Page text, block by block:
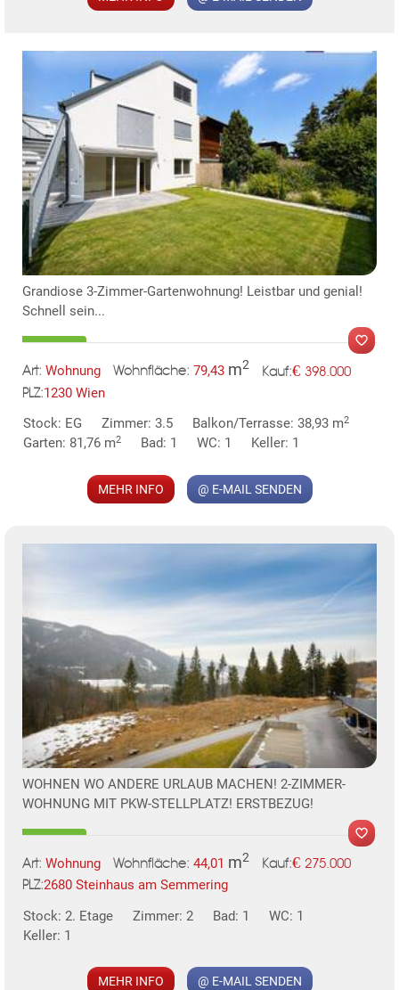
TE
KLIS
KLIS
Grandiose 3-Zimmer-Gartenwohnung! Leistbar und genial!
Schnell sein...
Art: Wohnung Wohnfläche: 79,43 m2 Kauf:€ 398.000
PLZ:1230 Wien
Stock: EG
Zimmer: 3.5 Balkon/Terrasse: 38,93 m2
Garten: 81,76 m2 Bad: 1 WC: 1 Keller: 1
MEHR INFO @ E-MAIL SENDEN
WOHNEN WO ANDERE URLAUB MACHEN! 2-ZIMMER-
WOHNUNG MIT PKW-STELLPLATZ! ERSTBEZUG!
Art: Wohnung Wohnfläche: 44,01 m2 Kauf:€ 275.000
PLZ:2680 Steinhaus am Semmering
Stock: 2. Etage
Zimmer: 2 Bad: 1
WC: 1
Keller: 1
MEHR INFO @ E-MAIL SENDEN